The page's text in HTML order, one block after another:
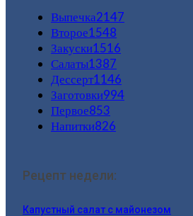
Выпечка2147
Второе1548
Закуски1516
Салаты1387
Дессерт1146
Заготовки994
Первое853
Напитки826
Рецепт недели:
Капустный салат с майонезом